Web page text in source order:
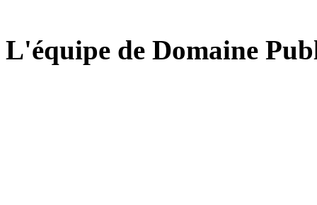
L'équipe de Domaine